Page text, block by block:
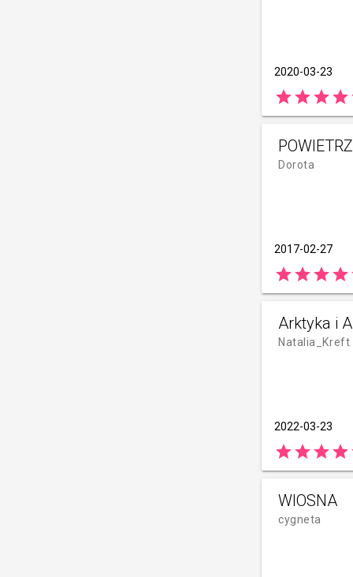
2020-03-23
starstarstarstar
Dorota
2017-02-27
starstarstarstar
Arktyka i
Natalia_Kreft
2022-03-23
starstarstarstar
WIOSNA
cygneta